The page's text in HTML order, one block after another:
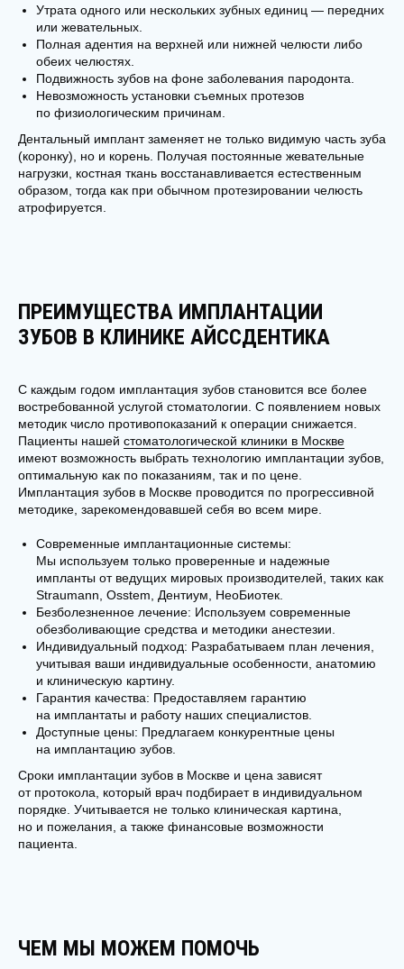
Утрата одного или нескольких зубных единиц — передних
или жевательных.
Полная адентия на верхней или нижней челюсти либо
обеих челюстях.
Подвижность зубов на фоне заболевания пародонта.
Невозможность установки съемных протезов
по физиологическим причинам.
Дентальный имплант заменяет не только видимую часть зуба
(коронку), но и корень. Получая постоянные жевательные
нагрузки, костная ткань восстанавливается естественным
образом, тогда как при обычном протезировании челюсть
атрофируется.
ПРЕИМУЩЕСТВА ИМПЛАНТАЦИИ
ЗУБОВ В КЛИНИКЕ АЙССДЕНТИКА
С каждым годом имплантация зубов становится все более
востребованной услугой стоматологии. С появлением новых
методик число противопоказаний к операции снижается.
Пациенты нашей стоматологической клиники в Москве
имеют возможность выбрать технологию имплантации зубов,
оптимальную как по показаниям, так и по цене.
Имплантация зубов в Москве проводится по прогрессивной
методике, зарекомендовавшей себя во всем мире.
Современные имплантационные системы:
Мы используем только проверенные и надежные
импланты от ведущих мировых производителей, таких как
Straumann, Osstem, Дентиум, НеоБиотек.
Безболезненное лечение: Используем современные
обезболивающие средства и методики анестезии.
Индивидуальный подход: Разрабатываем план лечения,
учитывая ваши индивидуальные особенности, анатомию
и клиническую картину.
Гарантия качества: Предоставляем гарантию
на имплантаты и работу наших специалистов.
Доступные цены: Предлагаем конкурентные цены
на имплантацию зубов.
Сроки имплантации зубов в Москве и цена зависят
от протокола, который врач подбирает в индивидуальном
порядке. Учитывается не только клиническая картина,
но и пожелания, а также финансовые возможности
пациента.
ЧЕМ МЫ МОЖЕМ ПОМОЧЬ
УЗНАТЬ ПОДРОБНЕЕ О СТОИМОСТИ ЗАПИСАТЬСЯ НА ПРИЕМ
СТАНЬТЕ И ВЫ ОБЛАДАТЕЛЕМ
ЗДОРОВОЙ И КРАСИВОЙ УЛЫБКИ
СВЯЗАТЬСЯ С НАМИ
Не откладывайте заботу о своем здоровье и красоте.
Запишитесь на консультацию и позвольте нашим
профессионалам помочь вам стать обладателем
здоровой и красивой улыбки.
Телефон*